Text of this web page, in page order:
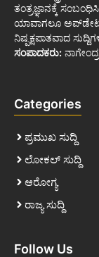
ತಂತ್ರಜ್ಞಾನಕ್ಕೆ
ಯಾವಾಗಲೂ ಅಪ್‌ಡೇಟ್
ನಿಷ್ಪಕ್ಷಪಾತವಾದ
ಸಂಪಾದಕರು:
Categories
ಪ್ರಮುಖ ಸುದ್ದಿ
ಲೋಕಲ್ ಸುದ್ದಿ
ಆರೋಗ್ಯ
ರಾಜ್ಯ ಸುದ್ದಿ
Follow Us